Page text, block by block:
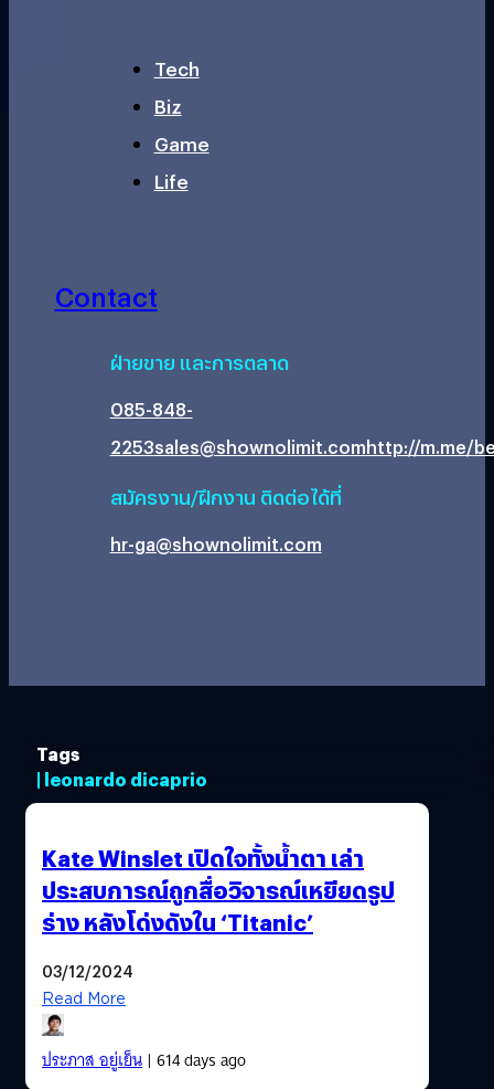
Tech
Biz
Game
Life
Contact
ฝ่ายขาย และการตลาด
085-848-
2253sales@shownolimit.comhttp://m.me/
สมัครงาน/ฝึกงาน ติดต่อได้ที่
hr-ga@shownolimit.com
Tags
| leonardo dicaprio
Kate Winslet เปิดใจทั้งน้ำตา เล่า
ประสบการณ์ถูกสื่อวิจารณ์เหยียดรูป
ร่าง หลังโด่งดังใน ‘Titanic’
03/12/2024
Read More
ประภาส อยู่เย็น| 614 days ago